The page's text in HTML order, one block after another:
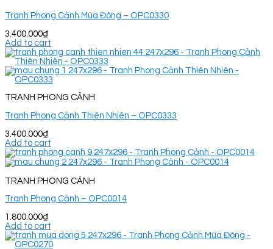
Tranh Phong Cảnh Mùa Đông – OPC0330
3.400.000₫
Add to cart
TRANH PHONG CẢNH
Tranh Phong Cảnh Thiên Nhiên – OPC0333
3.400.000₫
Add to cart
TRANH PHONG CẢNH
Tranh Phong Cảnh – OPC0014
1.800.000₫
Add to cart